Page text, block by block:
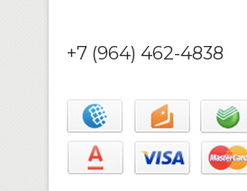
+7 (964) 462-4838